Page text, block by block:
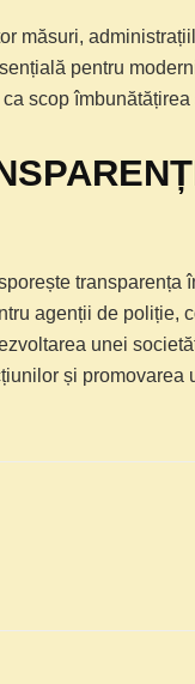
măsuri,
pentru
scop
agenții de poliție,
unei
și promovarea